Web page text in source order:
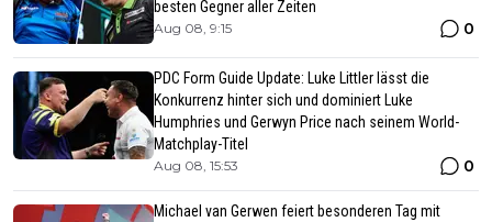
besten Gegner aller Zeiten
Aug 08, 9:15 0
PDC Form Guide Update: Luke Littler lässt die
Konkurrenz hinter sich und dominiert Luke
Humphries und Gerwyn Price nach seinem World-
Matchplay-Titel
Aug 08, 15:53 0
Michael van Gerwen feiert besonderen Tag mit